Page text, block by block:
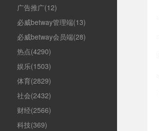
广告推广(12)
必威betway管理端(13)
必威betway会员端(28)
热点(4290)
娱乐(1503)
体育(2829)
社会(2432)
财经(2566)
科技(369)